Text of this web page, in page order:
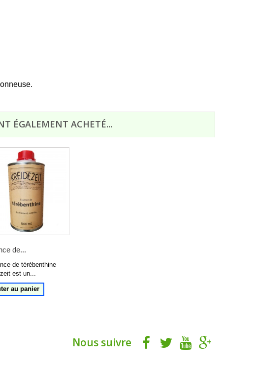
ÉGALEMENT ACHETÉ...
de...
de térébenthine
est un...
au panier
Nous suivre